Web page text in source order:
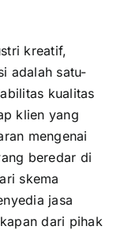
kreatif,
adalah satu-
kualitas
klien yang
mengenai
beredar di
skema
jasa
dari pihak